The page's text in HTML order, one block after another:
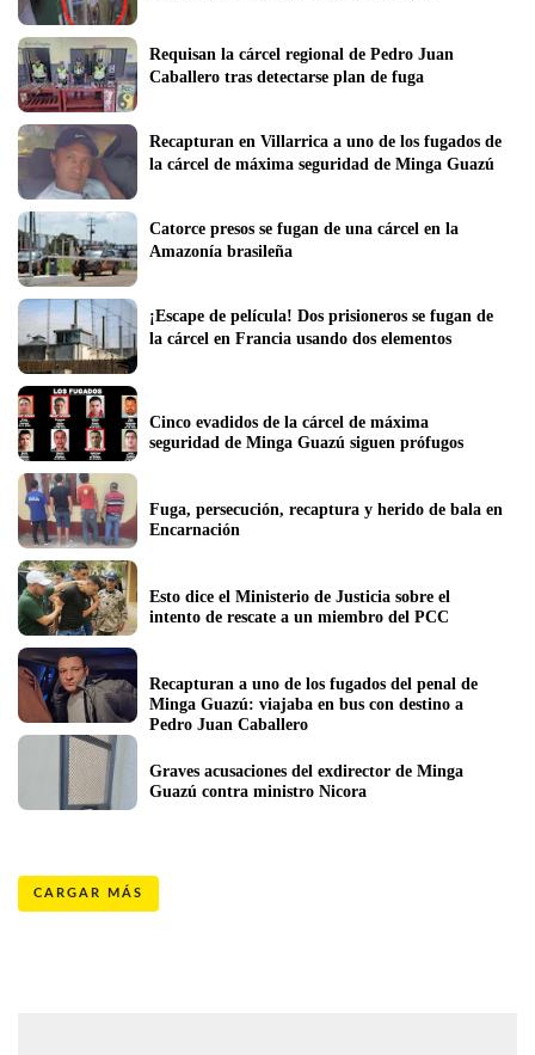
Requisan la cárcel regional de Pedro Juan
Caballero tras detectarse plan de fuga
Recapturan en Villarrica a uno de los fugados de
la cárcel de máxima seguridad de Minga Guazú
Catorce presos se fugan de una cárcel en la
Amazonía brasileña
¡Escape de película! Dos prisioneros se fugan de
la cárcel en Francia usando dos elementos
Cinco evadidos de la cárcel de máxima
seguridad de Minga Guazú siguen prófugos
Fuga, persecución, recaptura y herido de bala en
Encarnación
Esto dice el Ministerio de Justicia sobre el
Recapturan a uno de los fugados del penal de
Minga Guazú: viajaba en bus con destino a
Graves acusaciones del exdirector de Minga
Guazú contra ministro Nicora
CARGAR MÁS